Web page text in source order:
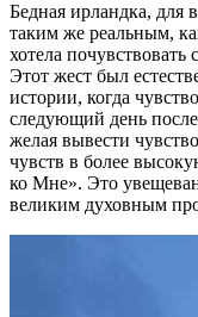
Бедная ирландка,
таким же реальным,
хотела
Этот жест был
истории, когда
следующий день
желая вывести
чувств в более
ко Мне». Это
великим духовным